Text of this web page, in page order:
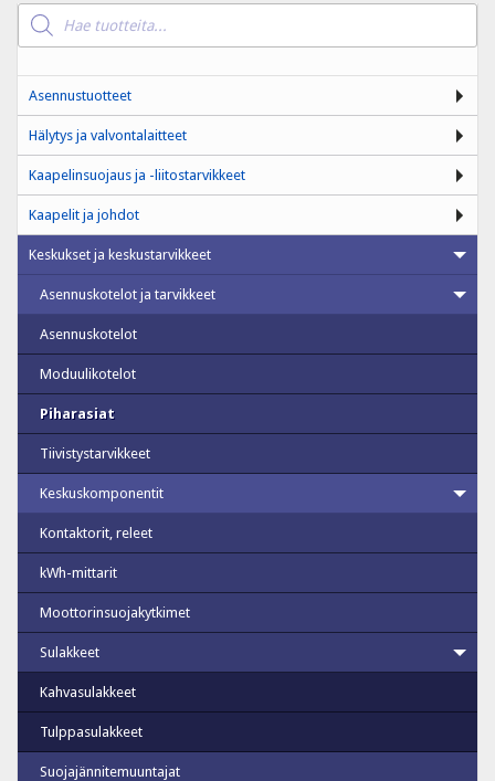
Products
search
Asennustuotteet
Hälytys ja valvontalaitteet
Kaapelinsuojaus ja -liitostarvikkeet
Kaapelit ja johdot
Keskukset ja keskustarvikkeet
Asennuskotelot ja tarvikkeet
Asennuskotelot
Moduulikotelot
Piharasiat
Tiivistystarvikkeet
Keskuskomponentit
Kontaktorit, releet
kWh-mittarit
Moottorinsuojakytkimet
Sulakkeet
Kahvasulakkeet
Tulppasulakkeet
Suojajännitemuuntajat